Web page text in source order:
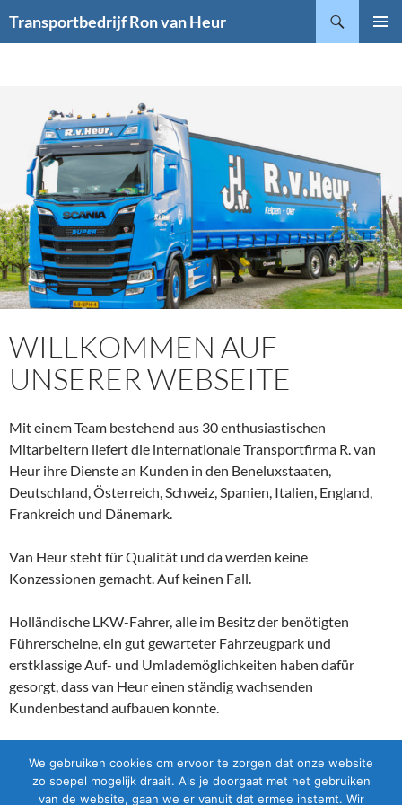
Inhalt
Transportbedrijf Ron van Heur
WILLKOMMEN AUF
UNSERER WEBSEITE
Mit einem Team bestehend aus 30 enthusiastischen
Mitarbeitern liefert die internationale Transportfirma R. van
Heur ihre Dienste an Kunden in den Beneluxstaaten,
Deutschland, Österreich, Schweiz, Spanien, Italien, England,
Frankreich und Dänemark.
Van Heur steht für Qualität und da werden keine
Konzessionen gemacht. Auf keinen Fall.
Holländische LKW-Fahrer, alle im Besitz der benötigten
Führerscheine, ein gut gewarteter Fahrzeugpark und
erstklassige Auf- und Umlademöglichkeiten haben dafür
gesorgt, dass van Heur einen ständig wachsenden
Kundenbestand aufbauen konnte.
We gebruiken cookies om ervoor te zorgen dat onze website
zo soepel mogelijk draait. Als je doorgaat met het gebruiken
van de website, gaan we er vanuit dat ermee instemt. Wir